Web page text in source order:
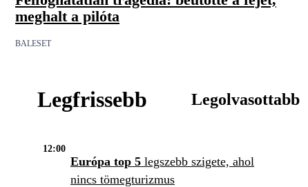
meghalt a pilóta
BALESET
Legfrissebb Legolvasottabb
12:00
Európa top 5 legszebb szigete, ahol
nincs tömegturizmus